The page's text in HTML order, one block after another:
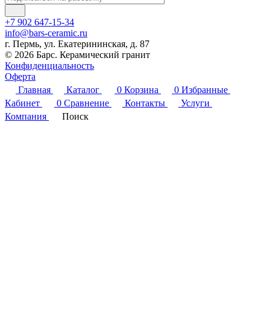
+7 902 647-15-34
info@bars-ceramic.ru
г. Пермь, ул. Екатерининская, д. 87
© 2026 Барс. Керамический гранит
Конфиденциальность
Оферта
Главная
Каталог 0 Корзина 0 Избранные
Кабинет
0 Сравнение Контакты
Услуги
Компания
Поиск